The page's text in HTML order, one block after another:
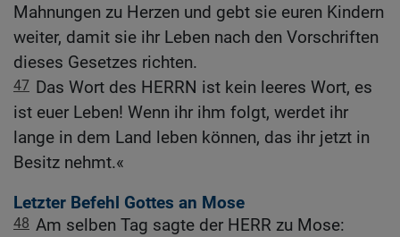
Mahnungen zu Herzen und gebt sie euren Kindern
weiter, damit sie ihr Leben nach den Vorschriften
dieses Gesetzes richten.
47 Das Wort des HERRN ist kein leeres Wort, es
ist euer Leben! Wenn ihr ihm folgt, werdet ihr
lange in dem Land leben können, das ihr jetzt in
Besitz nehmt.«
Letzter Befehl Gottes an Mose
48 Am selben Tag sagte der HERR zu Mose: